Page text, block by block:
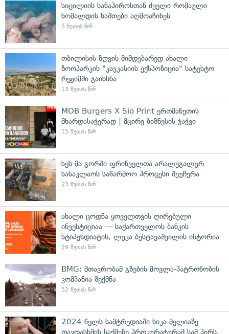
სიცილიის სანაპიროსთან ძველი რომაული
ხომალდის ნაშთები აღმოაჩინეს
5 წუთის წინ
თბილისის ზღვის მიმდებარედ ახალი
ზოოპარკის "კავკასიის ექსპოზიცია" სატესტო
რეჟიმში გაიხსნა
13 წუთის წინ
MOB Burgers X Sio Print ერთმანეთის
მხარდასაჭერად | მცირე ბიზნესის ჯაჭვი
15 წუთის წინ
სეს-მა გორში ფრინველთა არალეგალურ
სასაკლაოს საწარმოო პროცესი შეუჩერა
23 წუთის წინ
ახალი ცოდნა ყოველთვის ღირებული
ინვესტიციაა — საქართველოს ბანკის
სტიპენდიატის, ლუკა ბესტავაშვილის ისტორია
29 წუთის წინ
BMG: მთავრობამ გზების მოვლა-პატრონობის
კომპანია შექმნა
52 წუთის წინ
2024 წელს სამტრედიაში ნიკა მელიაზე
თავდასხმის საქმეზე პროკურატურამ სამ პირს,